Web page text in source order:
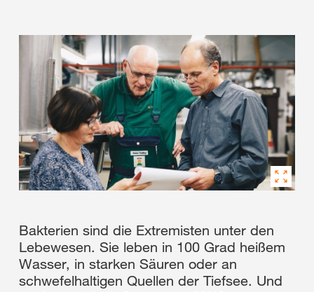
Bakterien sind die Extremisten unter den
Lebewesen. Sie leben in 100 Grad heißem
Wasser, in starken Säuren oder an
schwefelhaltigen Quellen der Tiefsee. Und